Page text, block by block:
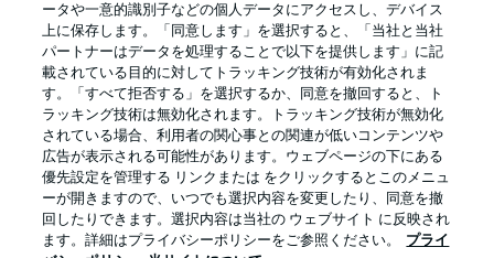
プライバシー・ポリシー 優先設定を管理する
利用条件 放送局
求人 選手
ータや一意的識別子などの個人データにアクセスし、デバイス
上に保存します。「同意します」を選択すると、「当社と当社
パートナーはデータを処理することで以下を提供します」に記
載されている目的に対してトラッキング技術が有効化されま
す。「すべて拒否する」を選択するか、同意を撤回すると、ト
ラッキング技術は無効化されます。トラッキング技術が無効化
されている場合、利用者の関心事との関連が低いコンテンツや
広告が表示される可能性があります。ウェブページの下にある
優先設定を管理する リンクまたは をクリックするとこのメニュ
ーが開きますので、いつでも選択内容を変更したり、同意を撤
回したりできます。選択内容は当社の ウェブサイト に反映され
ます。詳細はプライバシーポリシーをご参照ください。
プライ